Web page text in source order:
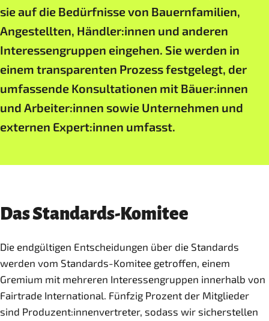
sie auf die Bedürfnisse von Bauernfamilien,
Angestellten, Händler:innen und anderen
Interessengruppen eingehen. Sie werden in
einem transparenten Prozess festgelegt, der
umfassende Konsultationen mit Bäuer:innen
und Arbeiter:innen sowie Unternehmen und
externen Expert:innen umfasst.
Das Standards-Komitee
Die endgültigen Entscheidungen über die Standards
werden vom Standards-Komitee getroffen, einem
Gremium mit mehreren Interessengruppen innerhalb von
Fairtrade International. Fünfzig Prozent der Mitglieder
sind Produzent:innenvertreter, sodass wir sicherstellen